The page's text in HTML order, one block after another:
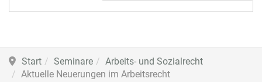
Start Seminare
Arbeits- und Sozialrecht
Aktuelle Neuerungen im Arbeitsrecht